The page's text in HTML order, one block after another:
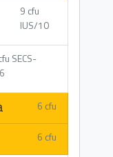
9 cfu
IUS/10
SECS-
6 cfu
6 cfu